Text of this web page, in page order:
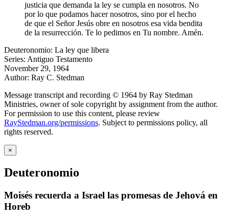
justicia que demanda la ley se cumpla en nosotros. No
por lo que podamos hacer nosotros, sino por el hecho
de que el Señor Jesús obre en nosotros esa vida bendita
de la resurrección. Te lo pedimos en Tu nombre. Amén.
Deuteronomio: La ley que libera
Series: Antiguo Testamento
November 29, 1964
Author: Ray C. Stedman
Message transcript and recording © 1964 by Ray Stedman
Ministries, owner of sole copyright by assignment from the author.
For permission to use this content, please review
RayStedman.org/permissions. Subject to permissions policy, all
rights reserved.
×
Deuteronomio
Moisés recuerda a Israel las promesas de Jehová en
Horeb